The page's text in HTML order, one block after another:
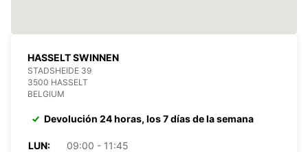
HASSELT SWINNEN
STADSHEIDE 39
3500 HASSELT
BELGIUM
Devolución 24 horas, los 7 días de la semana
LUN:
09:00 - 11:45